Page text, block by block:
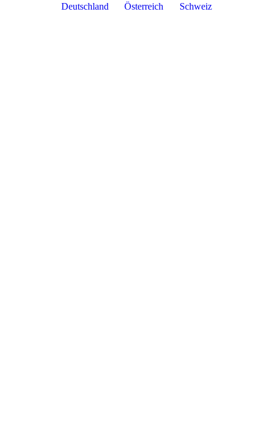
Deutschland Österreich Schweiz